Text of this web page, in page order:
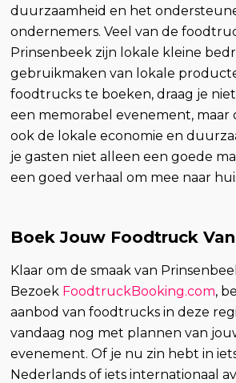
duurzaamheid en het
ondernemers. Veel van de
Prinsenbeek zijn lokale kleine
gebruikmaken van lokale
foodtrucks te boeken, draag je
een memorabel evenement, maar
ook de lokale economie en
je gasten niet alleen een goede
een goed verhaal om mee naar
Boek Jouw Foodtruck
Klaar om de smaak van
Bezoek FoodtruckBooking.com,
aanbod van foodtrucks in deze
vandaag nog met plannen van
evenement. Of je nu zin hebt in
Nederlands of iets internationaal